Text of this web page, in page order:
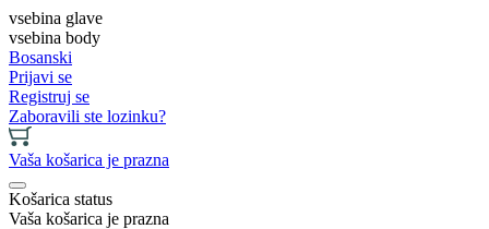
vsebina glave
vsebina body
Bosanski
Prijavi se
Registruj se
Zaboravili ste lozinku?
Vaša košarica je prazna
Košarica status
Vaša košarica je prazna